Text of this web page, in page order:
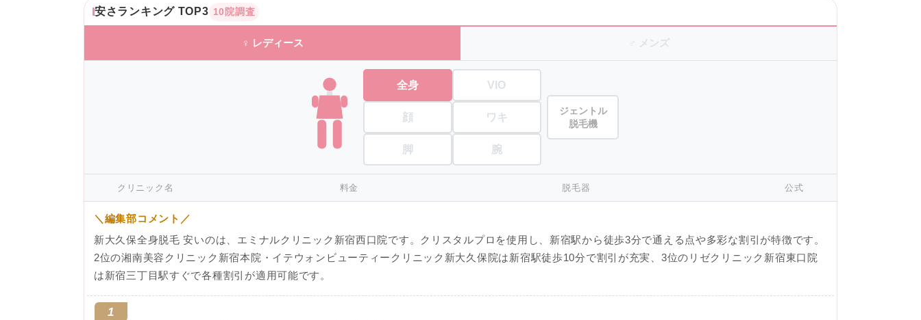
安さランキング TOP3 10院調査
♀ レディース ♂ メンズ
全身 VIO
顔 ワキ
脚 腕
ジェントル
脱毛機
クリニック名 料金 脱毛器 公式
＼編集部コメント／
新大久保全身脱毛 安いのは、エミナルクリニック新宿西口院です。クリスタルプロを使用し、新宿駅から徒歩3分で通える点や多彩な割引が特徴です。
2位の湘南美容クリニック新宿本院・イテウォンビューティークリニック新大久保院は新宿駅徒歩10分で割引が充実、3位のリゼクリニック新宿東口院
は新宿三丁目駅すぐで各種割引が適用可能です。
1